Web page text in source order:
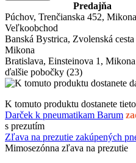
Predajňa
Púchov, Trenčianska 452, Mikona
Veľkoobchod
Banská Bystrica, Zvolenská
Mikona
Bratislava, Einsteinova 1, Mikona
ďalšie pobočky (23)
K tomuto produktu dostanete
Darček k pneumatikam Barum
s prezutím
Zľava na prezutie zakúpených
Mimosezónna zľava na prezutie